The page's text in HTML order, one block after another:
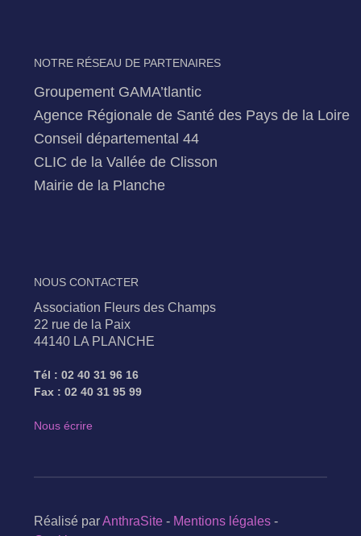
NOTRE RÉSEAU DE PARTENAIRES
Groupement GAMA’tlantic
Agence Régionale de Santé des Pays de la Loire
Conseil départemental 44
CLIC de la Vallée de Clisson
Mairie de la Planche
NOUS CONTACTER
Association Fleurs des Champs
22 rue de la Paix
44140 LA PLANCHE
Tél : 02 40 31 96 16
Fax : 02 40 31 95 99
Nous écrire
Réalisé parAnthraSite - Mentions légales -